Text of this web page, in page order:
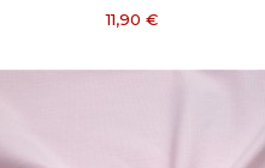
11,90 €